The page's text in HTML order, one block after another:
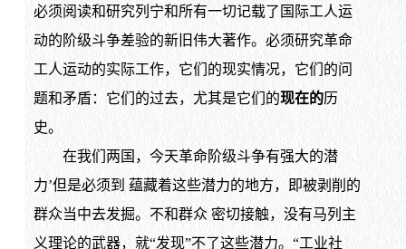
必须阅读和研究列宁和所有一切记载了国际工人运
动的阶级斗争差验的新旧伟大著作。必须研究革命
工人运动的实际工作，它们的现实情况，它们的问
题和矛盾：它们的过去，尤其是它们的现在的历
史。
在我们两国，今天革命阶级斗争有强大的潜
力’但是必须到 蕴藏着这些潜力的地方，即被剥削的
群众当中去发掘。不和群众 密切接触，没有马列主
义理论的武器，就“发现”不了这些潜力。“工业社